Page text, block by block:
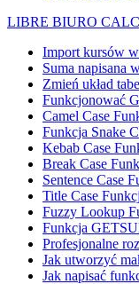
LIBRE BIURO CALC
Import kursów
Suma napisana
Zmień układ
Funkcjonować
Camel Case
Funkcja Snake
Kebab Case
Break Case
Sentence Case
Title Case
Fuzzy Lookup
Funkcja
Profesjonalne
Jak utworzyć
Jak napisać